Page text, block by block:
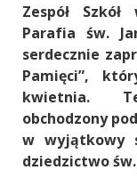
Zespół
Parafia św.
serdecznie
Pamięci”,
kwietnia.
obchodzony
w wyjątkowy
dziedzictwo św.